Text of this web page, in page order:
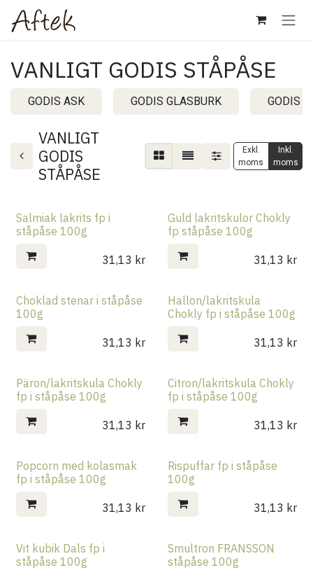
Hoppa till innehåll
VANLIGT GODIS STÅPÅSE
GODIS ASK GODIS GLASBURK GODIS
VANLIGT
GODIS
STÅPÅSE
Exkl.
moms
Inkl.
moms
Salmiak lakrits fp i
ståpåse 100g
31,13 kr
Guld lakritskulor Chokly
fp ståpåse 100g
31,13 kr
Choklad stenar i ståpåse
100g
31,13 kr
Hallon/lakritskula
Chokly fp i ståpåse 100g
31,13 kr
Päron/lakritskula Chokly
fp i ståpåse 100g
31,13 kr
Citron/lakritskula Chokly
fp i ståpåse 100g
31,13 kr
Popcorn med kolasmak
fp i ståpåse 100g
31,13 kr
Rispuffar fp i ståpåse
100g
31,13 kr
Vit kubik Dals fp i
ståpåse 100g
Smultron FRANSSON
ståpåse 100g